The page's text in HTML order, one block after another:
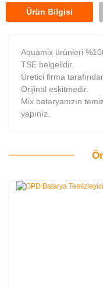
Ürün Bilgisi
Aquamix ürünleri
TSE belgelidir.
Üretici firma
Orijinal eskitmedir.
Mix bataryanızın
yapınız.